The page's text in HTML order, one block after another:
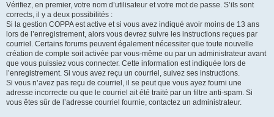
Vérifiez, en premier, votre nom d’utilisateur et votre mot de passe. S’ils sont
corrects, il y a deux possibilités :
Si la gestion COPPA est active et si vous avez indiqué avoir moins de 13 ans
lors de l’enregistrement, alors vous devrez suivre les instructions reçues par
courriel. Certains forums peuvent également nécessiter que toute nouvelle
création de compte soit activée par vous-même ou par un administrateur avant
que vous puissiez vous connecter. Cette information est indiquée lors de
l’enregistrement. Si vous avez reçu un courriel, suivez ses instructions.
Si vous n’avez pas reçu de courriel, il se peut que vous ayez fourni une
adresse incorrecte ou que le courriel ait été traité par un filtre anti-spam. Si
vous êtes sûr de l’adresse courriel fournie, contactez un administrateur.